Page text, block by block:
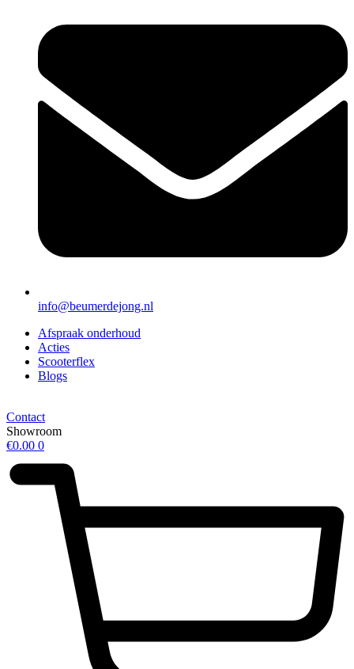
info@beumerdejong.nl
Afspraak onderhoud
Acties
Scooterflex
Blogs
Contact
Showroom
€0.00 0